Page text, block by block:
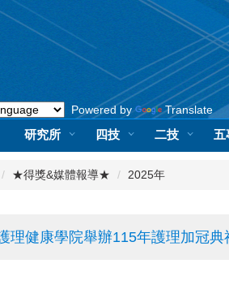
Powered by
Translate
研究所 四技 二技 五
★得獎&媒體報導★ 2025年
理健康學院舉辦115年護理加冠典